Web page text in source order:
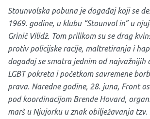
Stounvolska pobuna je događaj koji se
1969. godine, u klubu “Stounvol in” u
Grinič Vilidž. Tom prilikom su se drag
protiv policijske racije, maltretiranja i
događaj se smatra jednim od najvažnijih
LGBT pokreta i početkom savremene
prava. Naredne godine, 28. juna, Front
pod koordinacijom Brende Hovard,
marš u Njujorku u znak obilježavanja tzv.